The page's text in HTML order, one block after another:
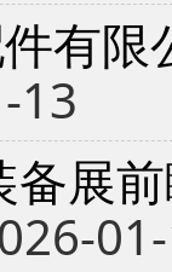
有
13
展